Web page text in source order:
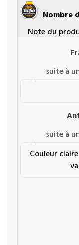
Nombre
Note du
suite à
suite à
Couleur